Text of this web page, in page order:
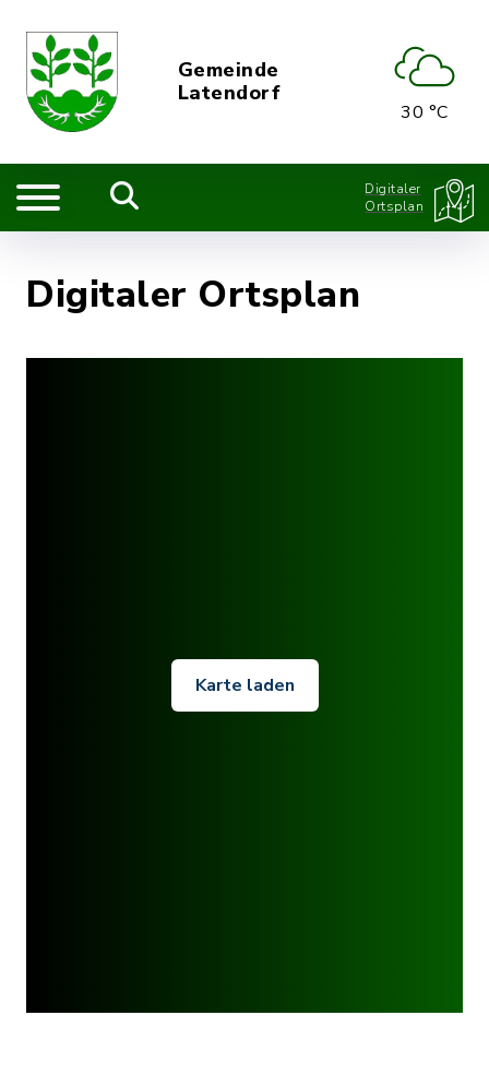
Gemeinde
Latendorf
30 °C
Digitaler
Ortsplan
Digitaler Ortsplan
Karte laden